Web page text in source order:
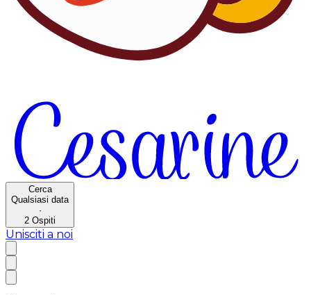
Cerca
Qualsiasi data
·
2 Ospiti
Unisciti a noi